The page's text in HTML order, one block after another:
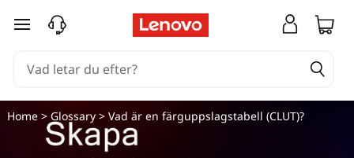
hoppa vidare till huvudinnehållet
Home> Glossary> Vad är en färguppslagstabell (CLUT)?